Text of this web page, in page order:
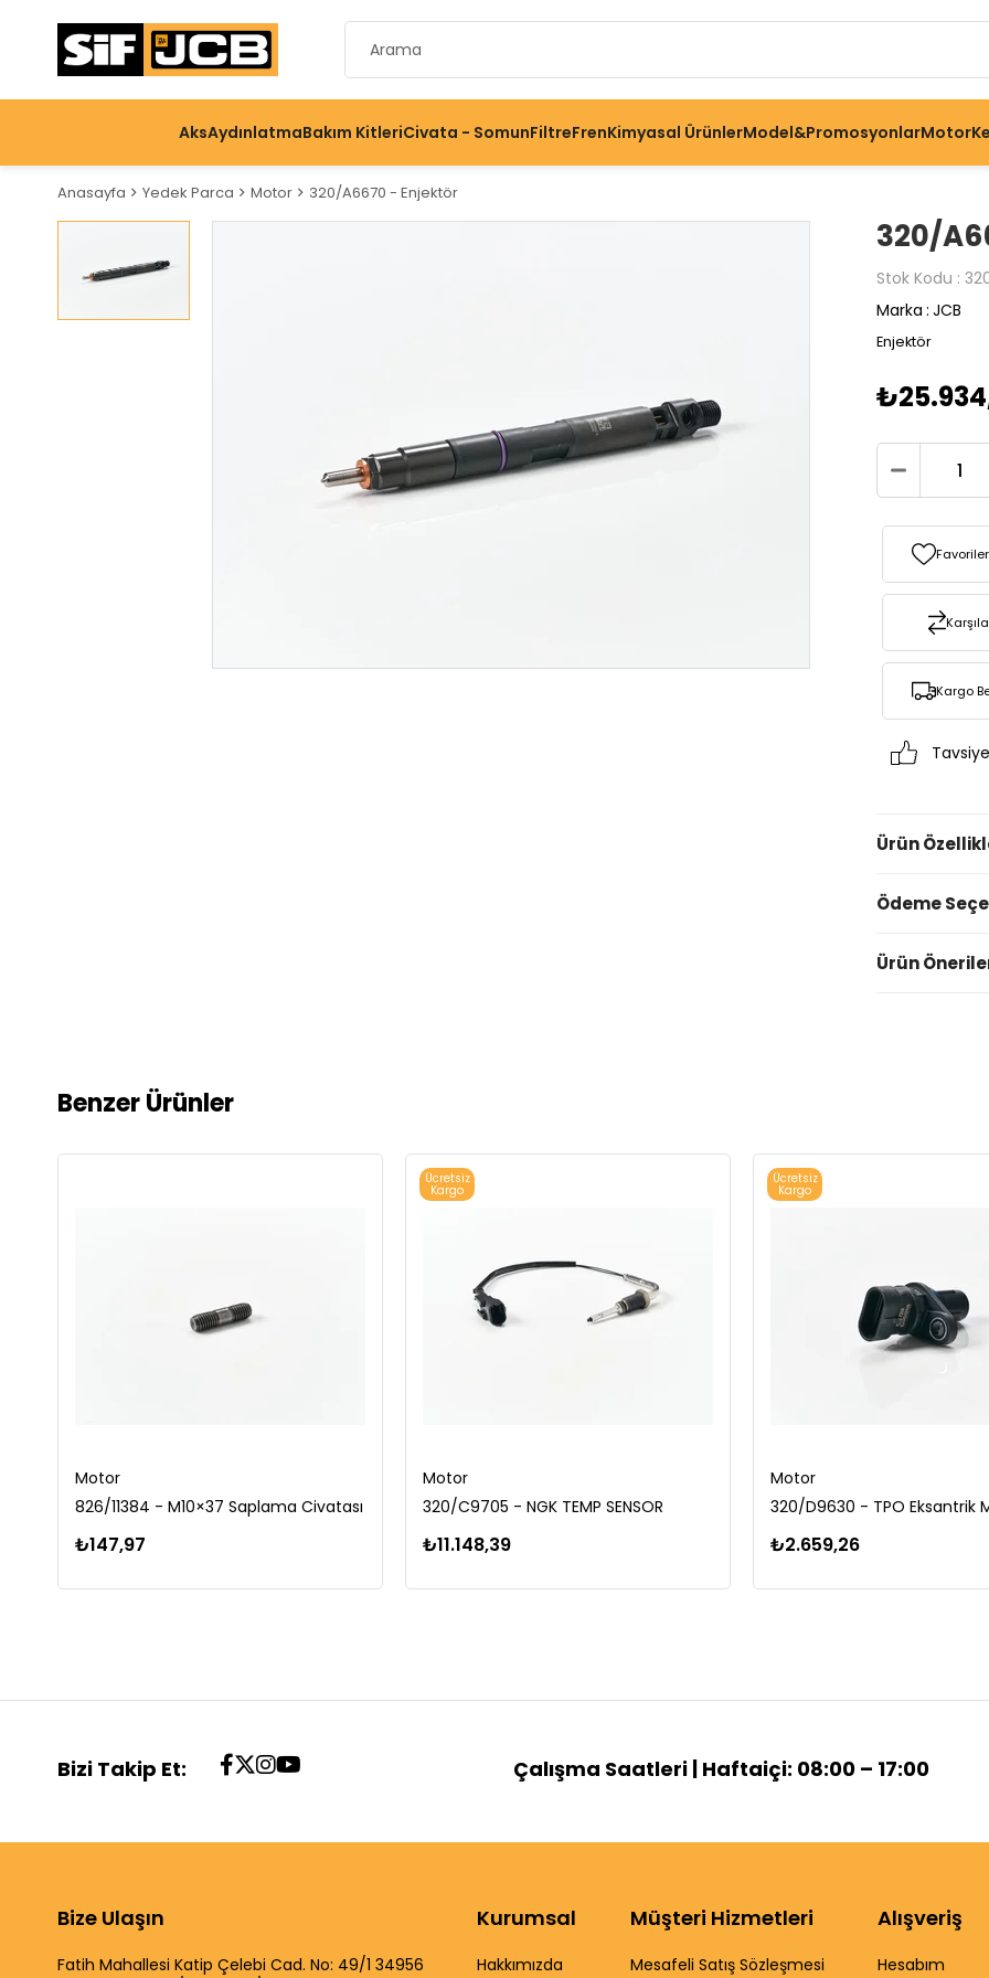
AksAydınlatmaBakım KitleriCivata - SomunFiltreFrenKimyasal ÜrünlerModel&PromosyonlarMotor
Anasayfa Yedek Parca Motor 320/A6670 - Enjektör
320/
Stok Kodu
Marka : JCB
Enjektör
Kargo
Ürün
Ödeme
Ürün
Benzer Ürünler
Motor
826/11384 - M10×37 Saplama Civatası
₺147,97
Motor
320/C9705 - NGK TEMP SENSOR
₺11.148,39
Ücretsiz
Kargo
Motor
₺2.659,26
Ücretsiz
Kargo
Bizi Takip Et: Çalışma Saatleri | Haftaiçi: 08:00 – 17:00
Bize Ulaşın
Fatih Mahallesi Katip Çelebi Cad. No: 49/1 34956
Kurumsal
Hakkımızda
Müşteri Hizmetleri
Mesafeli Satış Sözleşmesi
Alışveriş
Hesabım